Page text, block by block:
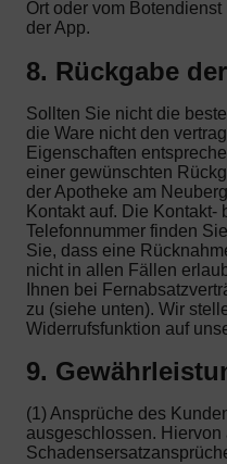
Ort oder vom
der App.
8. Rückgabe
Sollten Sie nicht die
die Ware nicht den
Eigenschaften
einer gewünschten
der Apotheke am
Kontakt auf. Die Kontakt-
Telefonnummer finden
Sie, dass eine
nicht in allen Fällen
Ihnen bei
zu (siehe unten). Wir
Widerrufsfunktion auf
9.
(1) Ansprüche des
ausgeschlossen. Hiervon